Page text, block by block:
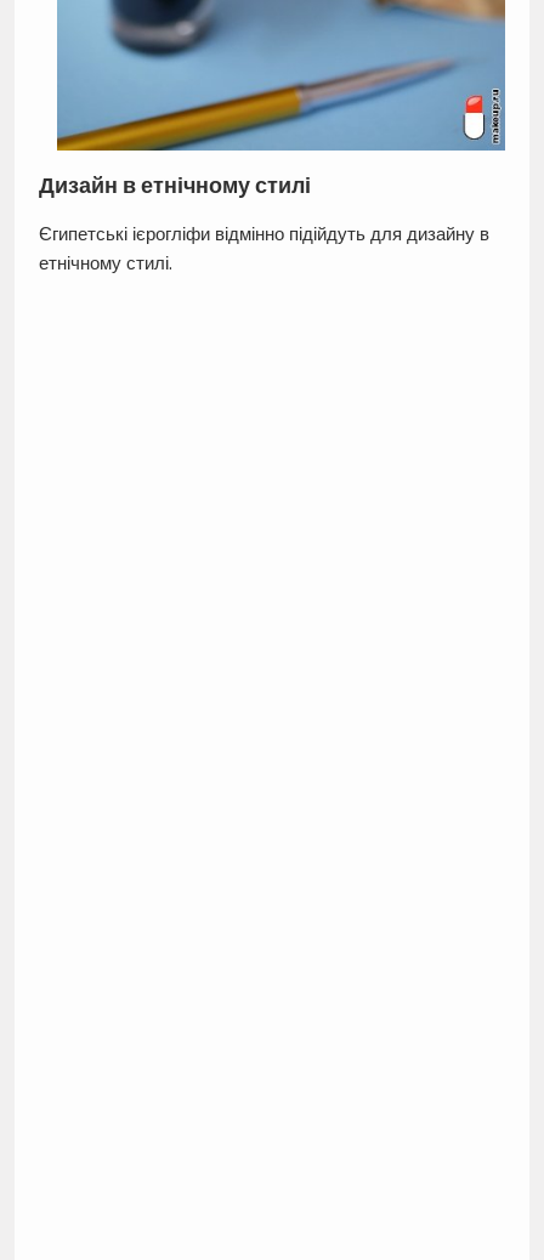
Дизайн в етнічному стилі
Єгипетські ієрогліфи відмінно підійдуть для дизайну в
етнічному стилі.